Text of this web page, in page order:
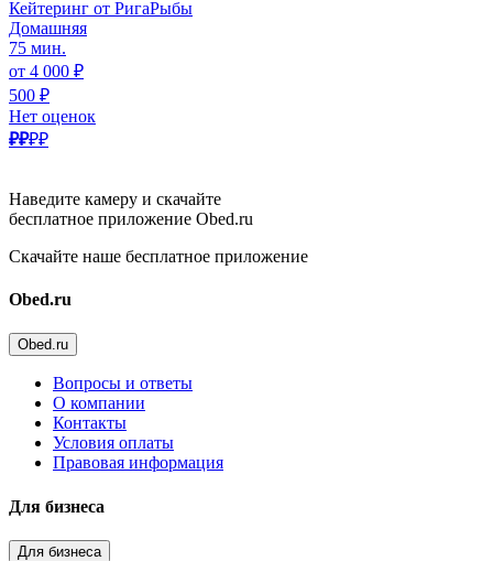
Кейтеринг от РигаРыбы
Домашняя
75 мин.
от 4 000 ₽
500 ₽
Нет оценок
₽₽₽₽
Наведите камеру и скачайте
бесплатное приложение Obed.ru
Скачайте наше бесплатное приложение
Obed.ru
Obed.ru
Вопросы и ответы
О компании
Контакты
Условия оплаты
Правовая информация
Для бизнеса
Для бизнеса